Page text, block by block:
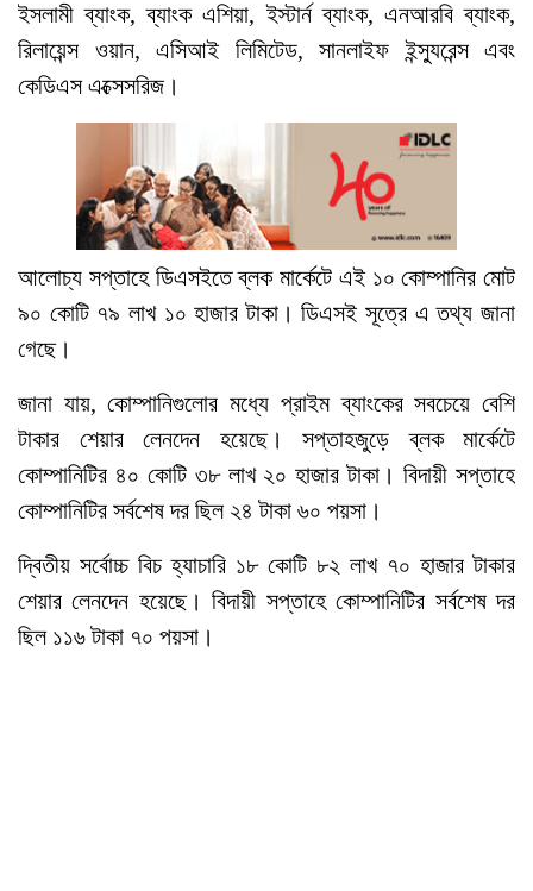
ইসলামী ব্যাংক, ব্যাংক এশিয়া, ইস্টার্ন ব্যাংক, এনআরবি ব্যাংক,
রিলায়েন্স ওয়ান, এসিআই লিমিটেড, সানলাইফ ইন্স্যুরেন্স এবং
কেডিএস এক্সেসরিজ।
আলোচ্য সপ্তাহে ডিএসইতে ব্লক মার্কেটে এই ১০ কোম্পানির মোট
৯০ কোটি ৭৯ লাখ ১০ হাজার টাকা। ডিএসই সূত্রে এ তথ্য জানা
গেছে।
জানা যায়, কোম্পানিগুলোর মধ্যে প্রাইম ব্যাংকের সবচেয়ে বেশি
টাকার শেয়ার লেনদেন হয়েছে। সপ্তাহজুড়ে ব্লক মার্কেটে
কোম্পানিটির ৪০ কোটি ৩৮ লাখ ২০ হাজার টাকা। বিদায়ী সপ্তাহে
কোম্পানিটির সর্বশেষ দর ছিল ২৪ টাকা ৬০ পয়সা।
দ্বিতীয় সর্বোচ্চ বিচ হ্যাচারি ১৮ কোটি ৮২ লাখ ৭০ হাজার টাকার
শেয়ার লেনদেন হয়েছে। বিদায়ী সপ্তাহে কোম্পানিটির সর্বশেষ দর
ছিল ১১৬ টাকা ৭০ পয়সা।